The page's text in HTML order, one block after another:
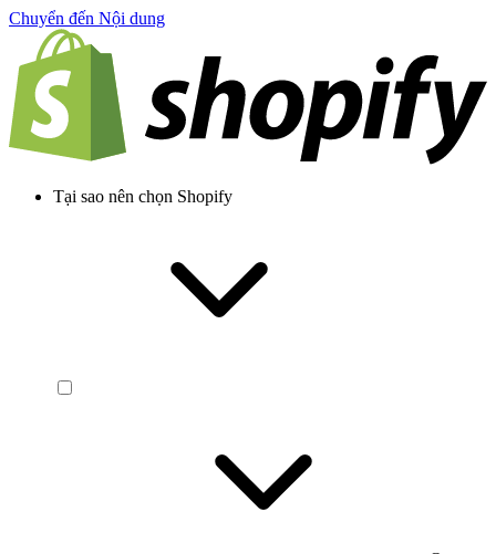
Chuyển đến Nội dung
Tại sao nên chọn Shopify